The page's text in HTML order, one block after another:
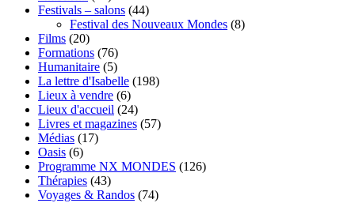
Festivals – salons (44)
Festival des Nouveaux Mondes (8)
Films (20)
Formations (76)
Humanitaire (5)
La lettre d'Isabelle (198)
Lieux à vendre (6)
Lieux d'accueil (24)
Livres et magazines (57)
Médias (17)
Oasis (6)
Programme NX MONDES (126)
Thérapies (43)
Voyages & Randos (74)